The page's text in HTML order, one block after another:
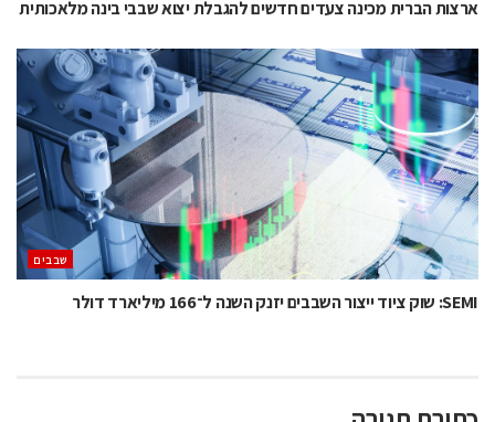
ארצות הברית מכינה צעדים חדשים להגבלת יצוא שבבי בינה מלאכותית
‫שבבים‬
SEMI: שוק ציוד ייצור השבבים יזנק השנה ל־166 מיליארד דולר